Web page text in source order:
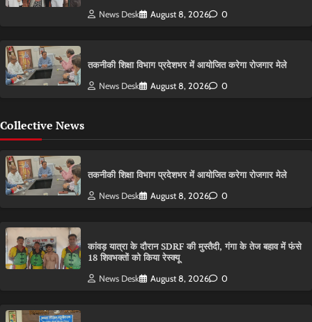
News Desk August 8, 2026 0
तकनीकी शिक्षा विभाग प्रदेशभर में आयोजित करेगा रोजगार मेले
News Desk August 8, 2026 0
Collective News
तकनीकी शिक्षा विभाग प्रदेशभर में आयोजित करेगा रोजगार मेले
News Desk August 8, 2026 0
कांवड़ यात्रा के दौरान SDRF की मुस्तैदी, गंगा के तेज बहाव में फंसे
18 शिवभक्तों को किया रेस्क्यू
News Desk August 8, 2026 0